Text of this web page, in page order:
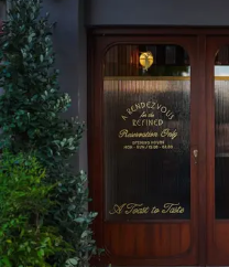
Paylaşıma, lezzete ve
akşamlar, YAZ’ın sade lüks
geceye taşıyarak her